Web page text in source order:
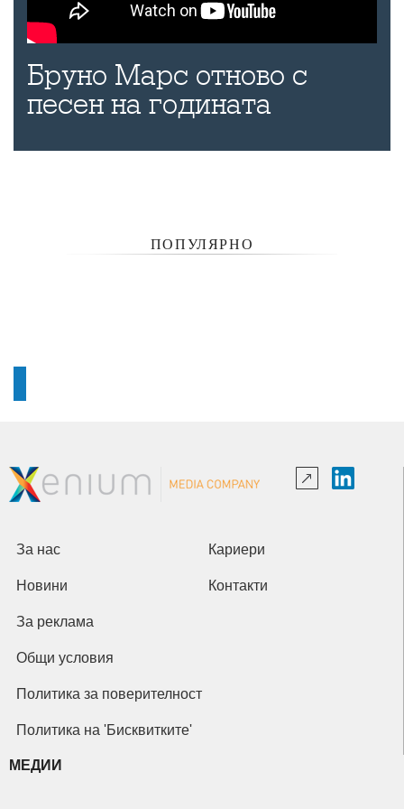
Бруно Марс отново с
песен на годината
ПОПУЛЯРНО
За нас Кариери
Новини Контакти
За реклама
Общи условия
Политика за поверителност
Политика на 'Бисквитките'
МЕДИИ